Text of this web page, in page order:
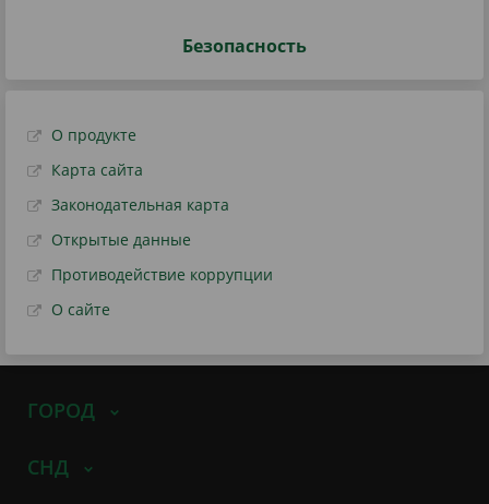
Безопасность
О продукте
Карта сайта
Законодательная карта
Открытые данные
Противодействие коррупции
О сайте
ГОРОД
СНД